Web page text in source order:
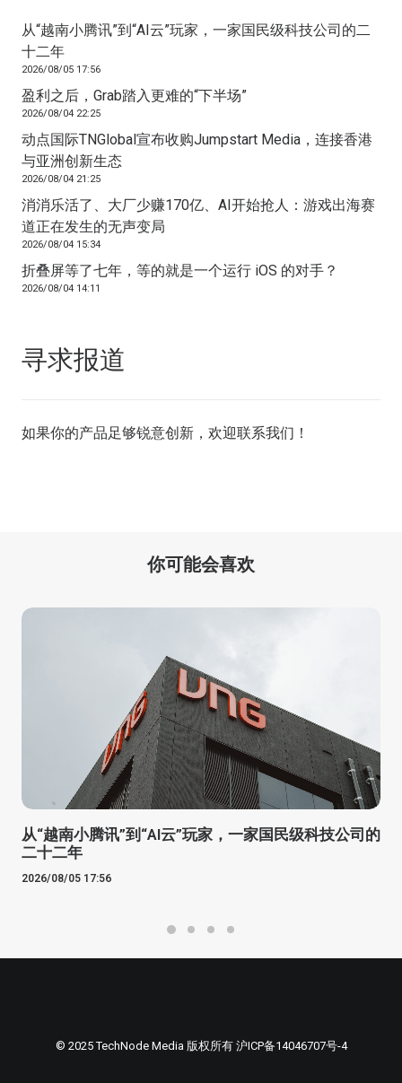
从“越南小腾讯”到“AI云”玩家，一家国民级科技公司的二
十二年
2026/08/05 17:56
盈利之后，Grab踏入更难的“下半场”
2026/08/04 22:25
动点国际TNGlobal宣布收购Jumpstart Media，连接香港
与亚洲创新生态
2026/08/04 21:25
消消乐活了、大厂少赚170亿、AI开始抢人：游戏出海赛
道正在发生的无声变局
2026/08/04 15:34
折叠屏等了七年，等的就是一个运行 iOS 的对手？
2026/08/04 14:11
寻求报道
如果你的产品足够锐意创新，欢迎联系我们 ！
你可能会喜欢
从“越南小腾讯”到“AI云”玩家，一家国民级科技公司的
二十二年
2026/08/05 17:56
© 2025 TechNode Media 版权所有 沪ICP备14046707号-4